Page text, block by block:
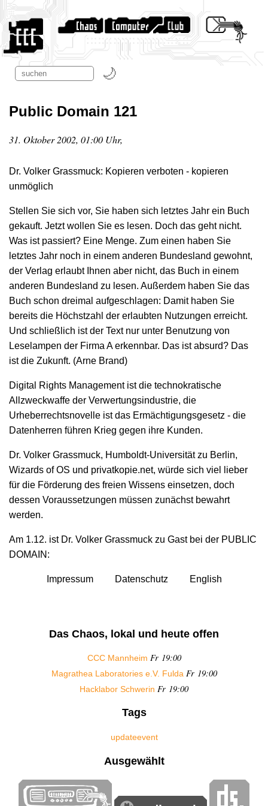
Public Domain 121
31. Oktober 2002, 01:00 Uhr,
Dr. Volker Grassmuck: Kopieren verboten - kopieren
unmöglich
Stellen Sie sich vor, Sie haben sich letztes Jahr ein Buch
gekauft. Jetzt wollen Sie es lesen. Doch das geht nicht.
Was ist passiert? Eine Menge. Zum einen haben Sie
letztes Jahr noch in einem anderen Bundesland gewohnt,
der Verlag erlaubt Ihnen aber nicht, das Buch in einem
anderen Bundesland zu lesen. Außerdem haben Sie das
Buch schon dreimal aufgeschlagen: Damit haben Sie
bereits die Höchstzahl der erlaubten Nutzungen erreicht.
Und schließlich ist der Text nur unter Benutzung von
Leselampen der Firma A erkennbar. Das ist absurd? Das
ist die Zukunft. (Arne Brand)
Digital Rights Management ist die technokratische
Allzweckwaffe der Verwertungsindustrie, die
Urheberrechtsnovelle ist das Ermächtigungsgesetz - die
Datenherren führen Krieg gegen ihre Kunden.
Dr. Volker Grassmuck, Humboldt-Universität zu Berlin,
Wizards of OS und privatkopie.net, würde sich viel lieber
für die Förderung des freien Wissens einsetzen, doch
dessen Voraussetzungen müssen zunächst bewahrt
werden.
Am 1.12. ist Dr. Volker Grassmuck zu Gast bei der PUBLIC
DOMAIN:
Impressum Datenschutz English
Das Chaos, lokal und heute offen
CCC Mannheim Fr 19:00
Magrathea Laboratories e.V. Fulda Fr 19:00
Hacklabor Schwerin Fr 19:00
Tags
updateevent
Ausgewählt